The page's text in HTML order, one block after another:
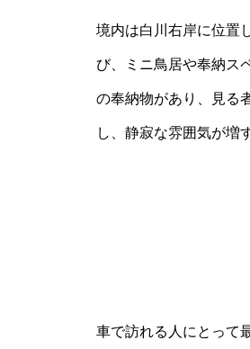
境内は白川右岸に位置
び、ミニ鳥居や奉納ス
の奉納物があり、見る
し、静寂な雰囲気が増
車で訪れる人にとって